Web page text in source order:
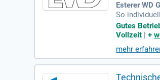
Esterer WD
So
vielseitigen
Gutes
Vollzeit |+
mehr